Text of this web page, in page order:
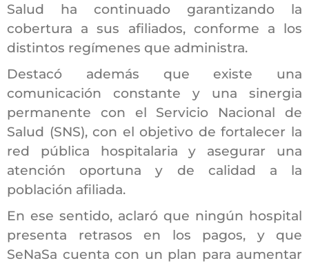
Salud ha continuado garantizando la
cobertura a sus afiliados, conforme a los
distintos regímenes que administra.
Destacó además que existe una
comunicación constante y una sinergia
permanente con el Servicio Nacional de
Salud (SNS), con el objetivo de fortalecer la
red pública hospitalaria y asegurar una
atención oportuna y de calidad a la
población afiliada.
En ese sentido, aclaró que ningún hospital
presenta retrasos en los pagos, y que
SeNaSa cuenta con un plan para aumentar